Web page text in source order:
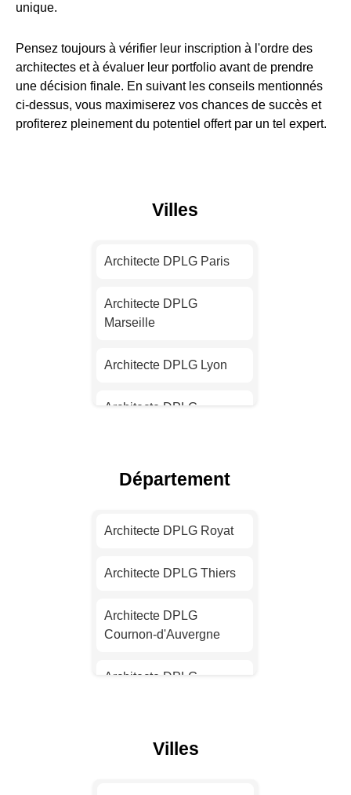
unique.
Pensez toujours à vérifier leur inscription à l'ordre des
architectes et à évaluer leur portfolio avant de prendre
une décision finale. En suivant les conseils mentionnés
ci-dessus, vous maximiserez vos chances de succès et
profiterez pleinement du potentiel offert par un tel expert.
Villes
Architecte DPLG Paris
Architecte DPLG
Marseille
Architecte DPLG Lyon
Architecte DPLG
Architecte DPLG Nice
Strasbourg
Architecte DPLG
Montpellier
Architecte DPLG
Département
Architecte DPLG Royat
Architecte DPLG Thiers
Architecte DPLG
Cournon-d'Auvergne
Architecte DPLG
Villes